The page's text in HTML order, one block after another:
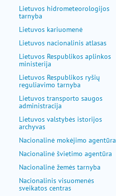
Lietuvos hidrometeorologijos
tarnyba
Lietuvos kariuomenė
Lietuvos nacionalinis atlasas
Lietuvos Respublikos aplinkos
ministerija
Lietuvos Respublikos ryšių
reguliavimo tarnyba
Lietuvos transporto saugos
administracija
Lietuvos valstybės istorijos
archyvas
Nacionalinė mokėjimo agentūra
Nacionalinė švietimo agentūra
Nacionalinė žemės tarnyba
Nacionalinis visuomenės
sveikatos centras